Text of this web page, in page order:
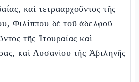
καὶ τετρααρχοῦντος τῆς
Φιλίππου δὲ τοῦ ἀδελφοῦ
τῆς Ἰτουραίας καὶ
καὶ Λυσανίου τῆς Ἀβιληνῆς